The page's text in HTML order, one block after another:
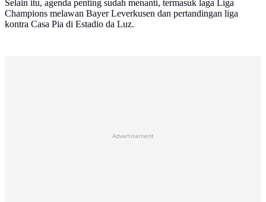
Selain itu, agenda penting sudah menanti, termasuk laga Liga
Champions melawan Bayer Leverkusen dan pertandingan liga
kontra Casa Pia di Estadio da Luz.
Advertisement